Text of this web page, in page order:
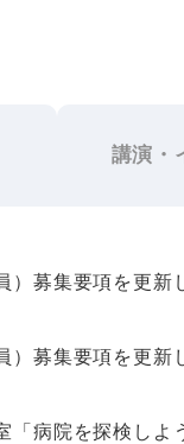
講演・
）募集要項を更新
）募集要項を更新
「病院を探検しよ